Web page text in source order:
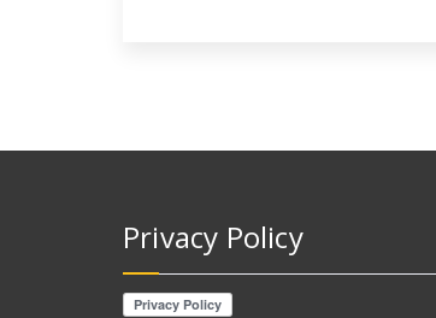
Privacy Policy